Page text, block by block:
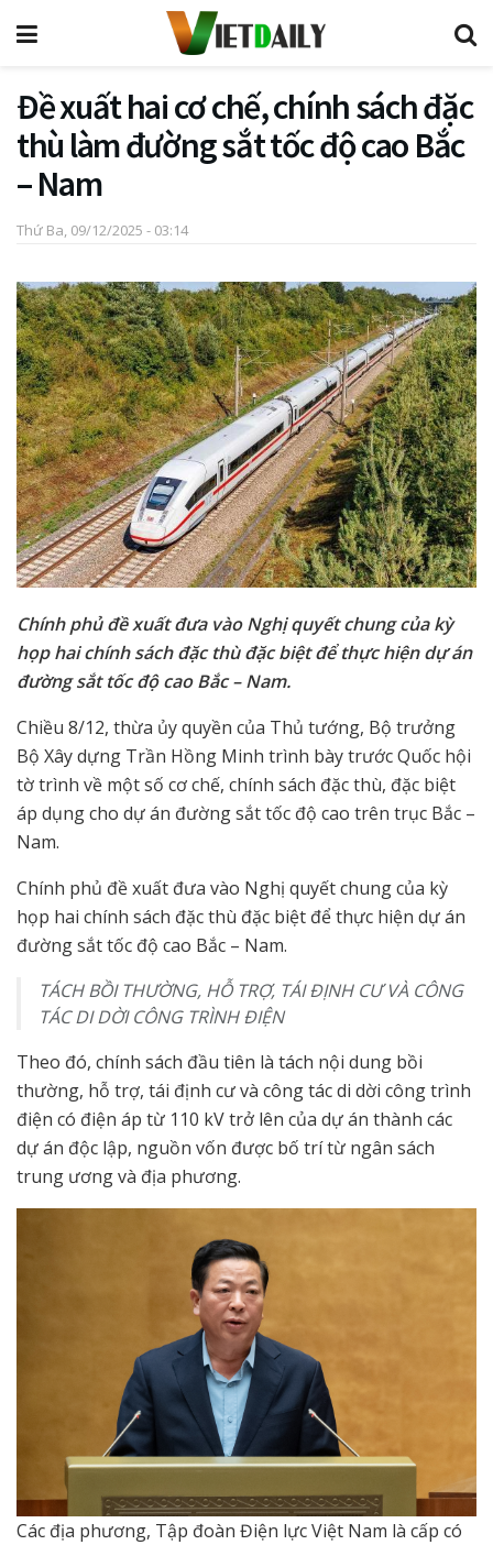
Đề xuất hai cơ chế, chính sách đặc
thù làm đường sắt tốc độ cao Bắc
– Nam
Thứ Ba, 09/12/2025 - 03:14
Chính phủ đề xuất đưa vào Nghị quyết chung của kỳ
họp hai chính sách đặc thù đặc biệt để thực hiện dự án
đường sắt tốc độ cao Bắc – Nam.
Chiều 8/12, thừa ủy quyền của Thủ tướng, Bộ trưởng
Bộ Xây dựng Trần Hồng Minh trình bày trước Quốc hội
tờ trình về một số cơ chế, chính sách đặc thù, đặc biệt
áp dụng cho dự án đường sắt tốc độ cao trên trục Bắc –
Nam.
Chính phủ đề xuất đưa vào Nghị quyết chung của kỳ
họp hai chính sách đặc thù đặc biệt để thực hiện dự án
đường sắt tốc độ cao Bắc – Nam.
TÁCH BỒI THƯỜNG, HỖ TRỢ, TÁI ĐỊNH CƯ VÀ CÔNG
TÁC DI DỜI CÔNG TRÌNH ĐIỆN
Theo đó, chính sách đầu tiên là tách nội dung bồi
thường, hỗ trợ, tái định cư và công tác di dời công trình
điện có điện áp từ 110 kV trở lên của dự án thành các
dự án độc lập, nguồn vốn được bố trí từ ngân sách
trung ương và địa phương.
Các địa phương, Tập đoàn Điện lực Việt Nam là cấp có